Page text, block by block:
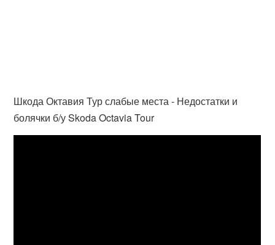
Шкода Октавия Тур слабые места - Недостатки и
болячки б/у Skoda Octavia Tour